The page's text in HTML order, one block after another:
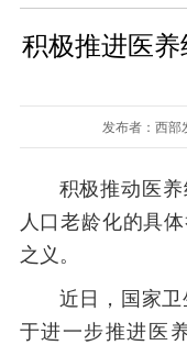
积极推进医
发布者：西部
积极推动医
人口老龄化的具
之义。
近日，国家
于进一步推进医